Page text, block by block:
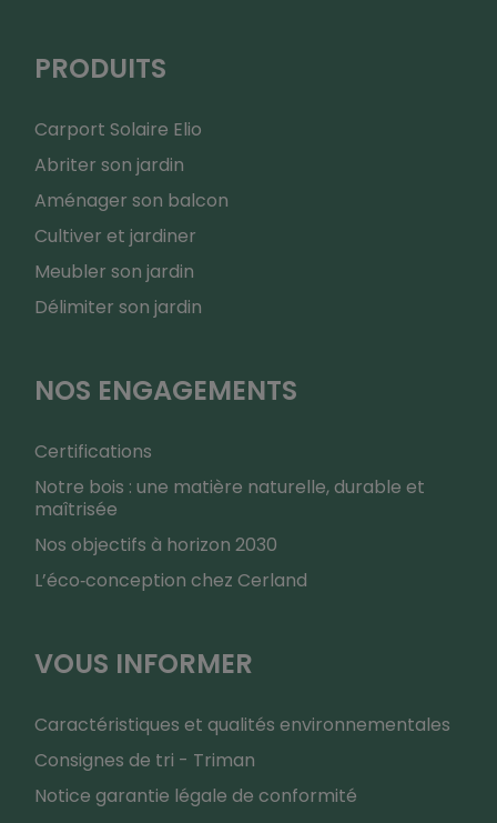
PRODUITS
Carport Solaire Elio
Abriter son jardin
Aménager son balcon
Cultiver et jardiner
Meubler son jardin
Délimiter son jardin
NOS ENGAGEMENTS
Certifications
Notre bois : une matière naturelle, durable et
maîtrisée
Nos objectifs à horizon 2030
L’éco‑conception chez Cerland
VOUS INFORMER
Caractéristiques et qualités environnementales
Consignes de tri - Triman
Notice garantie légale de conformité